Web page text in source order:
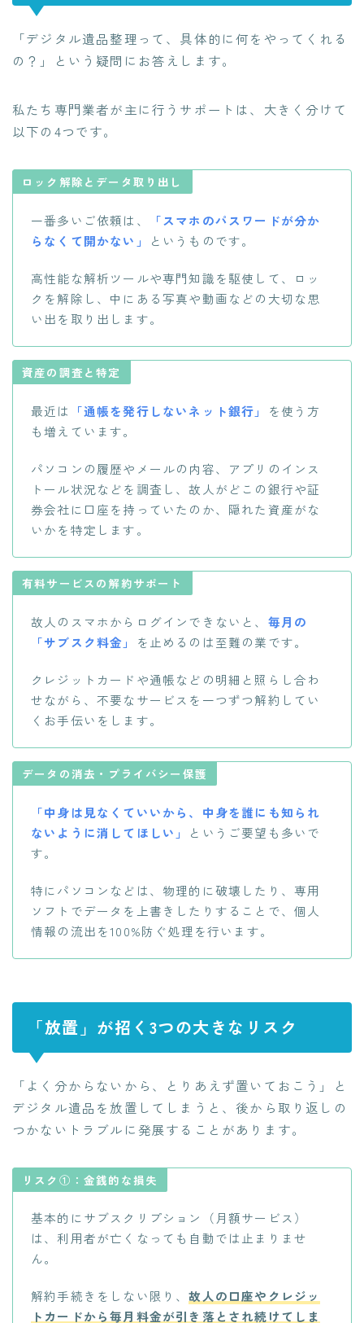
「デジタル遺品整理って、具体的に何をやってくれる
の？」という疑問にお答えします。
私たち専門業者が主に行うサポートは、大きく分けて
以下の4つです。
ロック解除とデータ取り出し
一番多いご依頼は、
「スマホのパスワードが分か
らなくて開かない」
というものです。
高性能な解析ツールや専門知識を駆使して、ロッ
クを解除し、中にある写真や動画などの大切な思
い出を取り出します。
資産の調査と特定
最近は 「通帳を発行しないネット銀行」
を使う方
も増えています。
パソコンの履歴やメールの内容、アプリのインス
トール状況などを調査し、故人がどこの銀行や証
券会社に口座を持っていたのか、隠れた資産がな
いかを特定します。
有料サービスの解約サポート
故人のスマホからログインできないと、 毎月の
「サブスク料金」
を止めるのは至難の業です。
クレジットカードや通帳などの明細と照らし合わ
せながら、不要なサービスを一つずつ解約してい
くお手伝いをします。
データの消去・プライバシー保護
「中身は見なくていいから、中身を誰にも知られ
ないように消してほしい」
というご要望も多いで
す。
特にパソコンなどは、物理的に破壊したり、専用
ソフトでデータを上書きしたりすることで、個人
情報の流出を100%防ぐ処理を行います。
「放置」が招く3つの大きなリスク
「よく分からないから、とりあえず置いておこう」と
デジタル遺品を放置してしまうと、後から取り返しの
つかないトラブルに発展することがあります。
リスク①：金銭的な損失
基本的にサブスクリプション（月額サービス）
は、利用者が亡くなっても自動では止まりませ
ん。
解約手続きをしない限り、故人の口座やクレジッ
トカードから毎月料金が引き落とされ続けてしま